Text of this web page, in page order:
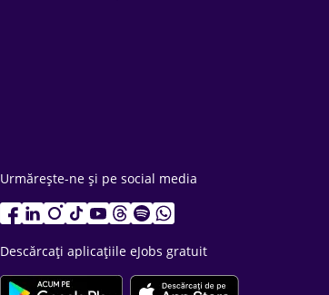
Urmărește-ne și pe social media
Descărcați aplicațiile eJobs gratuit